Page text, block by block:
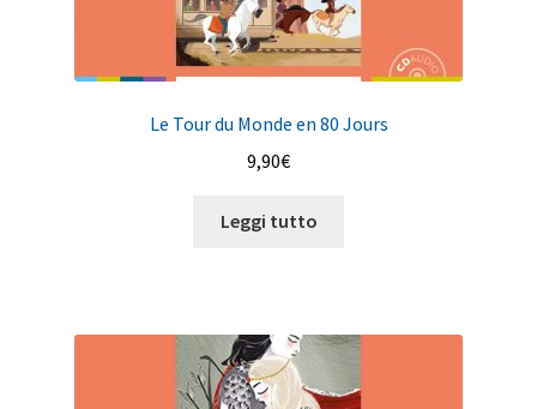
Le Tour du Monde en 80 Jours
9,90€
Leggi tutto